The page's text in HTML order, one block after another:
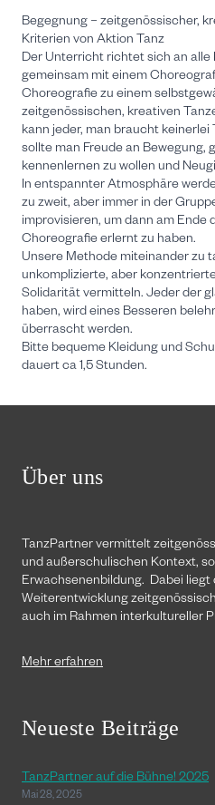
Begegnung – zeitgenössischer,
Kriterien von Aktion Tanz
Der Unterricht richtet sich an alle
gemeinsam mit einem
Choreografie zu einem
zeitgenössischen, kreativen
kann jeder, man braucht
sollte man Freude an Bewegung,
kennenlernen zu wollen und
In entspannter Atmosphäre
zu zweit, aber immer in der
improvisieren, um dann am Ende
Choreografie erlernt zu haben.
Unsere Methode miteinander zu
unkomplizierte, aber
Solidarität vermitteln. Jeder der
haben, wird eines Besseren
überrascht werden.
Bitte bequeme Kleidung und
dauert ca 1,5 Stunden.
Über uns
TanzPartner vermittelt
und außerschulischen Kontext,
Erwachsenenbildung. Dabei
Weiterentwicklung
auch im Rahmen interkultureller
Mehr erfahren
Neueste Beiträge
TanzPartner auf die Bühne! 2025
Mai 28, 2025